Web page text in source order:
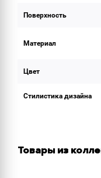
Поверхность
Материал
Цвет
Стилистика дизайна
Товары из